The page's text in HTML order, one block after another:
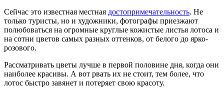
Сейчас это известная местная достопримечательность. Не
только туристы, но и художники, фотографы приезжают
полюбоваться на огромные круглые кожистые листья лотоса и
на сотни цветов самых разных оттенков, от белого до ярко-
розового.
Рассматривать цветы лучше в первой половине дня, когда они
наиболее красивы. А вот рвать их не стоит, тем более, что
лотос быстро завянет и потеряет свою красоту.